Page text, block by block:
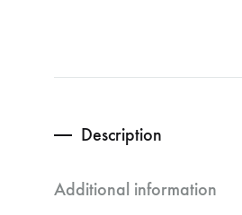
Description
Additional information